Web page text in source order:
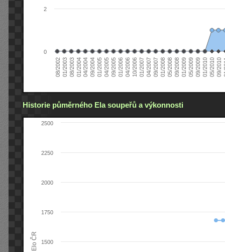
08/200201/200308/200301/200404/200409/200401/200504/200509/200501/200604/200610/200601/200704/200709/200701/200805/200809/200801/200905/200909/200901/201005/201009/2010
0
2
Historie půměrného Ela soupeřů a výkonnosti
Elo ČR 1500
1750
2000
2250
2500